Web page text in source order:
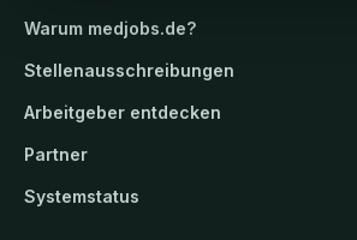
Warum medjobs.de?
Stellenausschreibungen
Arbeitgeber entdecken
Partner
Systemstatus